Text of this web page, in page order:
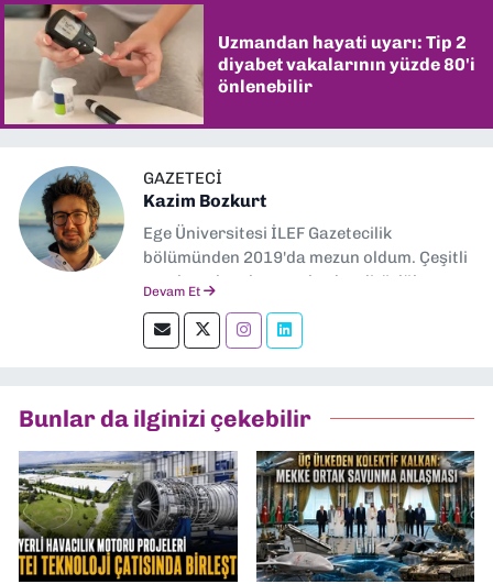
Uzmandan hayati uyarı: Tip 2
diyabet vakalarının yüzde 80'i
önlenebilir
GAZETECI
Kazim Bozkurt
Ege Üniversitesi İLEF Gazetecilik
bölümünden 2019'da mezun oldum. Çeşitli
yerel ve ulusal gazetelerde editörlük,
okumayı severim.
Devam Et
Bunlar da ilginizi çekebilir